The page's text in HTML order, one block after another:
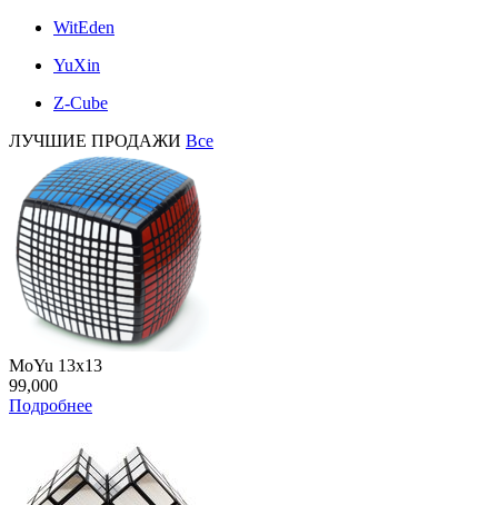
WitEden
YuXin
Z-Cube
ЛУЧШИЕ ПРОДАЖИ Все
MoYu 13x13
99,000
Подробнее